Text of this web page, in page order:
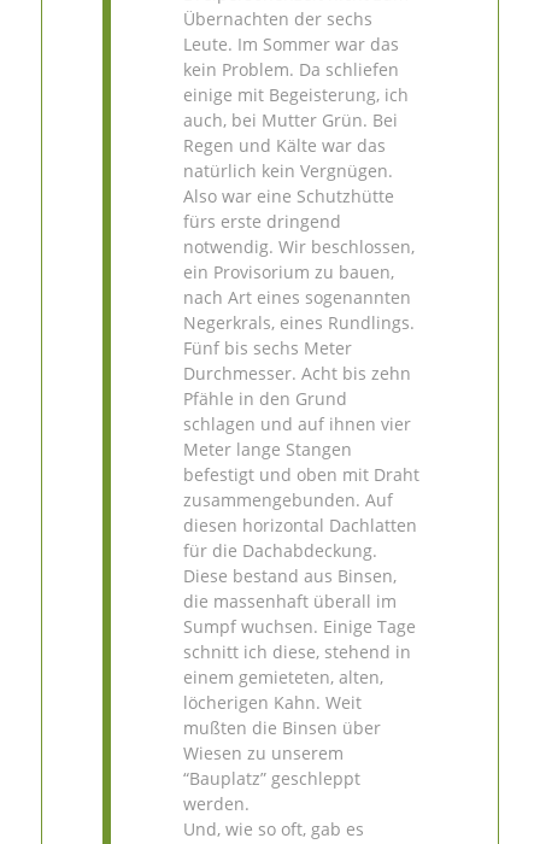
Übernachten der sechs
Leute. Im Sommer war das
kein Problem. Da schliefen
einige mit Begeisterung, ich
auch, bei Mutter Grün. Bei
Regen und Kälte war das
natürlich kein Vergnügen.
Also war eine Schutzhütte
fürs erste dringend
notwendig. Wir beschlossen,
ein Provisorium zu bauen,
nach Art eines sogenannten
Negerkrals, eines Rundlings.
Fünf bis sechs Meter
Durchmesser. Acht bis zehn
Pfähle in den Grund
schlagen und auf ihnen vier
Meter lange Stangen
befestigt und oben mit Draht
zusammengebunden. Auf
diesen horizontal Dachlatten
für die Dachabdeckung.
Diese bestand aus Binsen,
die massenhaft überall im
Sumpf wuchsen. Einige Tage
schnitt ich diese, stehend in
einem gemieteten, alten,
löcherigen Kahn. Weit
mußten die Binsen über
Wiesen zu unserem
“Bauplatz” geschleppt
werden.
Und, wie so oft, gab es